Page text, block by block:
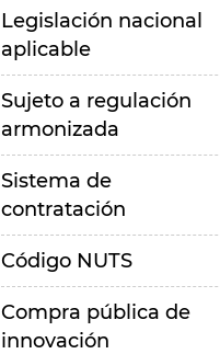
Legislación nacional
aplicable
Sujeto a regulación
armonizada
Sistema de
contratación
Código NUTS
Compra pública de
innovación